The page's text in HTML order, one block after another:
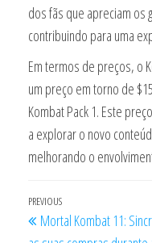
dos fãs que apreciam os
contribuindo para uma
Em termos de preços, o
um preço em torno de
Kombat Pack 1. Este
a explorar o novo
melhorando o
Post
navigation
Previous
Post
PREVIOUS
Mortal Kombat 11: